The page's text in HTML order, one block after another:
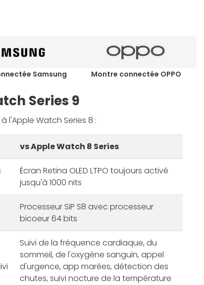
Samsung Montre connectée OPPO
Series 9
l'Apple Watch Series 8 :
vs Apple Watch 8 Series
Écran Retina OLED LTPO toujours activé
jusqu'à 1000 nits
Processeur SiP S8 avec processeur
bicoeur 64 bits
Suivi de la fréquence cardiaque, du
sommeil, de l'oxygène sanguin, appel
d'urgence, app marées, détection des
chutes, suivi nocture de la température